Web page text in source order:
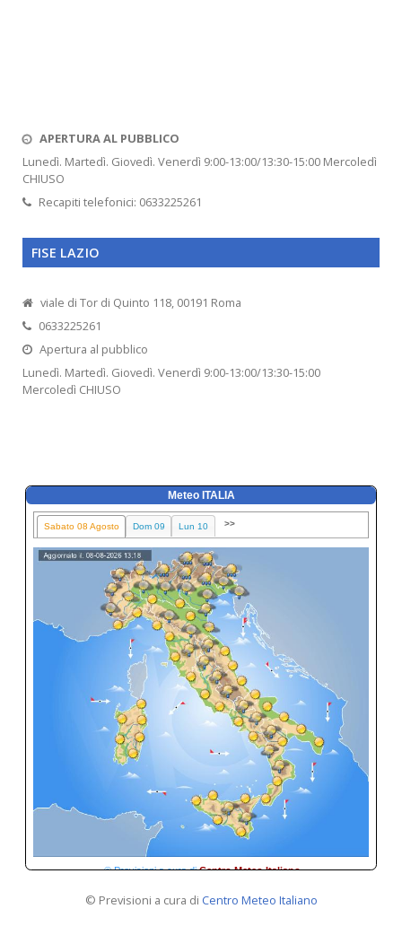
APERTURA AL PUBBLICO
Lunedì. Martedì. Giovedì. Venerdì 9:00-13:00/13:30-15:00 Mercoledì
CHIUSO
Recapiti telefonici: 0633225261
FISE LAZIO
viale di Tor di Quinto 118, 00191 Roma
0633225261
Apertura al pubblico
Lunedì. Martedì. Giovedì. Venerdì 9:00-13:00/13:30-15:00
Mercoledì CHIUSO
Meteo ITALIA
© Previsioni a cura di Centro Meteo Italiano